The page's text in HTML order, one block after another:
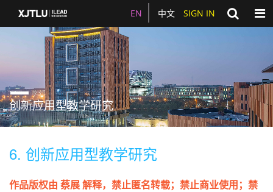
EN 中文 SIGN IN
创新应用型教学研究
6. 创新应用型教学研究
作品版权由 蔡展 解释，禁止匿名转载；禁止商业使用；禁